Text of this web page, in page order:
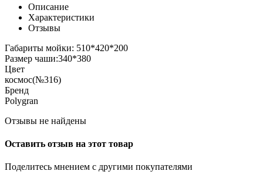
Описание
Характеристики
Отзывы
Габариты мойки: 510*420*200
Размер чаши:340*380
Цвет
космос(№316)
Бренд
Polygran
Отзывы не найдены
Оставить отзыв на этот товар
Поделитесь мнением с другими покупателями